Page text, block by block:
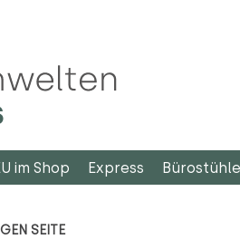
im Shop Express Bürostühle
SEITE